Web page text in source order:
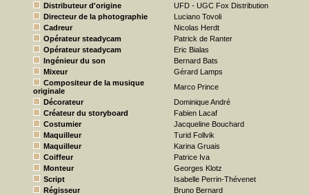
Distributeur d'origine
UFD - UGC Fox Distribution
Directeur de la photographie
Luciano Tovoli
Cadreur
Nicolas Herdt
Opérateur steadycam
Patrick de Ranter
Opérateur steadycam
Eric Bialas
Ingénieur du son
Bernard Bats
Mixeur
Gérard Lamps
Compositeur de la musique
originale
Marco Prince
Décorateur
Dominique André
Créateur du storyboard
Fabien Lacaf
Costumier
Jacqueline Bouchard
Maquilleur
Turid Follvik
Maquilleur
Karina Gruais
Coiffeur
Patrice Iva
Monteur
Georges Klotz
Script
Isabelle Perrin-Thévenet
Régisseur
Bruno Bernard